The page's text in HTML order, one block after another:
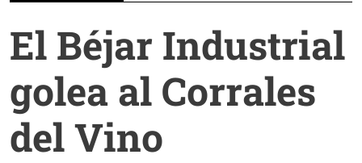
El Béjar Industrial
golea al Corrales
del Vino